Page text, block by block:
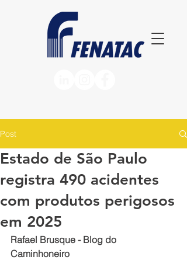
Post
Estado de São Paulo
registra 490 acidentes
com produtos perigosos
em 2025
Rafael Brusque - Blog do
Caminhoneiro